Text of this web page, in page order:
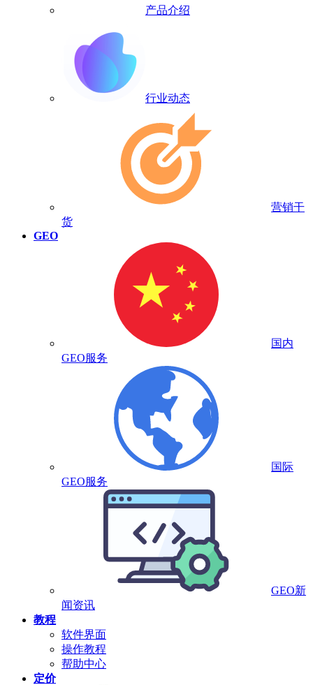
产品介绍
行业动态
营销干
货
GEO
国内
GEO服务
国际
GEO服务
GEO新
闻资讯
教程
软件界面
操作教程
帮助中心
定价